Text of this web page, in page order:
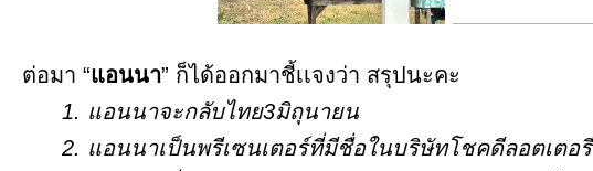
ต่อมา “แอนนา” ก็ได้ออกมาชี้เเจงว่า สรุปนะคะ
1. แอนนาจะกลับไทย3มิถุนายน
2. แอนนาเป็นพรีเซนเตอร์ที่มีชื่อในบริษัทโชคดีลอตเตอรี่